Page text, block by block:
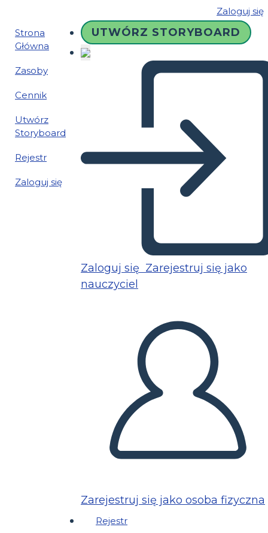
Zaloguj się
Strona
Główna
Zasoby
Cennik
Utwórz
Storyboard
Rejestr
Zaloguj się
UTWÓRZ STORYBOARD
Zaloguj się Zarejestruj się jako
nauczyciel
Zarejestruj się jako osoba fizyczna
Rejestr